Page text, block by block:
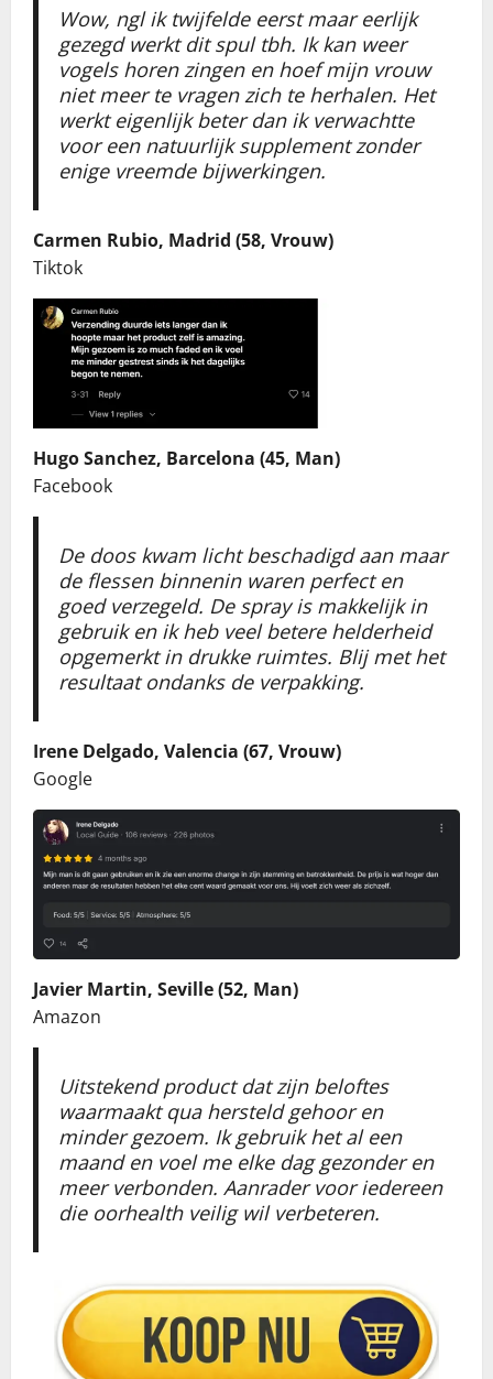
Wow, ngl ik twijfelde eerst maar eerlijk
gezegd werkt dit spul tbh. Ik kan weer
vogels horen zingen en hoef mijn vrouw
niet meer te vragen zich te herhalen. Het
werkt eigenlijk beter dan ik verwachtte
voor een natuurlijk supplement zonder
enige vreemde bijwerkingen.
Carmen Rubio, Madrid (58, Vrouw)
Tiktok
Hugo Sanchez, Barcelona (45, Man)
Facebook
De doos kwam licht beschadigd aan maar
de flessen binnenin waren perfect en
goed verzegeld. De spray is makkelijk in
gebruik en ik heb veel betere helderheid
opgemerkt in drukke ruimtes. Blij met het
resultaat ondanks de verpakking.
Irene Delgado, Valencia (67, Vrouw)
Google
Javier Martin, Seville (52, Man)
Amazon
Uitstekend product dat zijn beloftes
waarmaakt qua hersteld gehoor en
minder gezoem. Ik gebruik het al een
maand en voel me elke dag gezonder en
meer verbonden. Aanrader voor iedereen
die oorhealth veilig wil verbeteren.